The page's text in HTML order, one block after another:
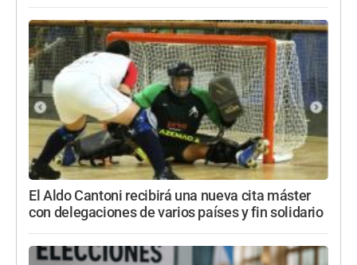
El Aldo Cantoni recibirá una nueva cita máster
con delegaciones de varios países y fin solidario